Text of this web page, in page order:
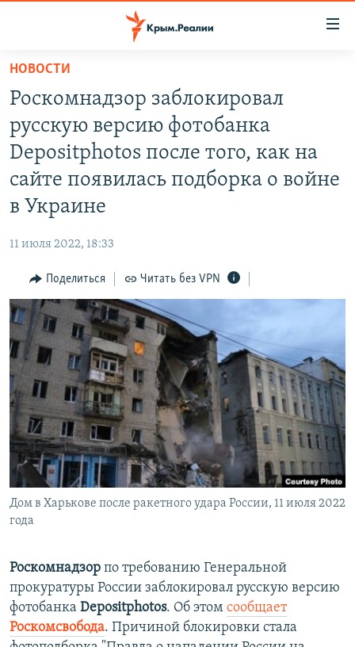
Вернуться
основному
содержанию
Вернутся
главной
навигации
Вернутся
СПЕЦПРОЕКТЫ
ГРУЗ 200
КАРТА ВОЕННЫХ ОБЪЕКТОВ КРЫМА
11 ЛЕТ ОККУПАЦИИ КРЫМА. 11 ИСТОРИЙ СОПРОТИВЛЕНИЯ
ВОДА
ИСТОРИЯ
ЕЩЕ
ТЕЛЕПРОЕКТ КРЫМ.РЕАЛИИ
СОВЕТЫ ПРАВОЗАЩИТНИКОВ
ПРОПАВШИЕ БЕЗ ВЕСТИ
ПОБЕДИТЕЛЕЙ НЕ СУДЯТ?
КРЫМ.НЕПОКОРЕННЫЙ
ELIFBE
УКРАИНСКАЯ ПРОБЛЕМА КРЫМА
Українською
Qırımtatar
ПРИСОЕДИНЯЙТЕСЬ!
Все сайты RFE/RL
НОВОСТИ
Роскомнадзор заблокировал
русскую версию фотобанка
Depositphotos после того, как на
сайте появилась подборка о войне
в Украине
11 июля 2022, 18:33
Поделиться Читать без VPN
Дом в Харькове после ракетного удара России, 11 июля 2022
года
Роскомнадзор по требованию Генеральной
прокуратуры России заблокировал русскую версию
фотобанка Depositphotos. Об этом сообщает
Роскомсвобода. Причиной блокировки стала